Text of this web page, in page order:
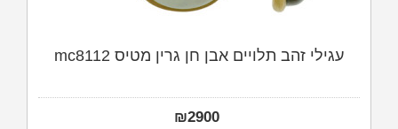
עגילי זהב תלויים אבן חן גרין מטיס mc8112
₪2900